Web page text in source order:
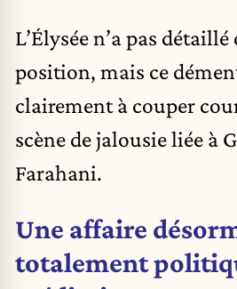
L’Élysée n’a pas
position, mais ce
clairement à couper
scène de jalousie liée à
Farahani.
Une affaire
totalement